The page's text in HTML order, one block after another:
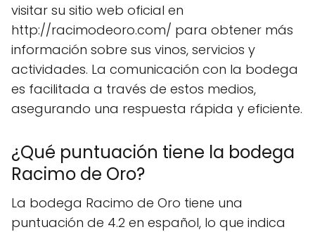
visitar su sitio web oficial en
http://racimodeoro.com/ para obtener más
información sobre sus vinos, servicios y
actividades. La comunicación con la bodega
es facilitada a través de estos medios,
asegurando una respuesta rápida y eficiente.
¿Qué puntuación tiene la bodega
Racimo de Oro?
La bodega Racimo de Oro tiene una
puntuación de 4.2 en español, lo que indica